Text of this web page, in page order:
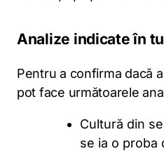
Analize indicate în
Pentru a confirma dacă
pot face următoarele
Cultură din
se ia o proba